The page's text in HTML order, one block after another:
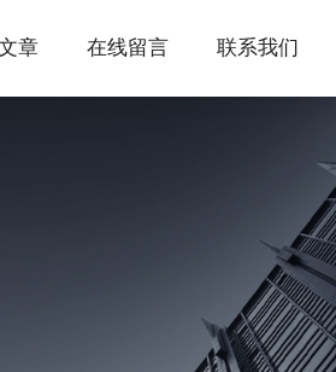
章 在线留言 联系我们